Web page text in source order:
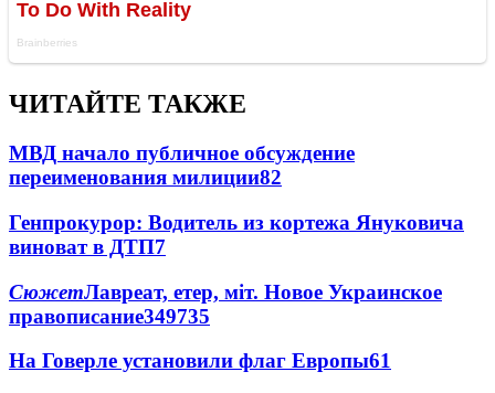
ЧИТАЙТЕ ТАКЖЕ
МВД начало публичное обсуждение
переименования милиции82
Генпрокурор: Водитель из кортежа Януковича
виноват в ДТП7
СюжетЛавреат, етер, міт. Новое Украинское
правописание349735
На Говерле установили флаг Европы61